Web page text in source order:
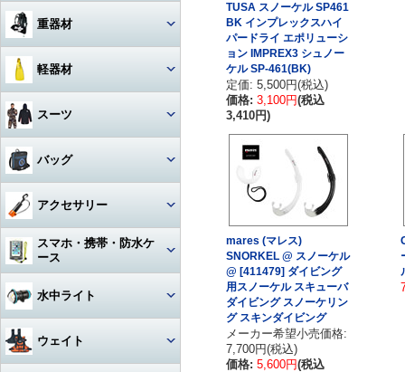
カメラ本体
カメラハウジング・ポート
一眼レフカメラハウジング
ミラーレスカメラハウジング
コンパクトカメラハウジング
ビデオカメラハウジング
ポート・ギア・オプション
レンズ
マクロレンズ
ワイドレンズ
レンズオプション・フィルタ
ー・アダプター
ストロボ
ストロボ本体
接続ケーブル
その他・アクセサリー
アーム・グリップ・ベース・ス
テー
フロートアーム
クランプ
アームセット
アーム関連
グリップ・ベース・ステー
アクションカメラ・GoPro
アクションカメラ・GoPro本
アクションカメラ・GoProア
クセサリー
ビデオライト
ビデオライト
ビデオライトアクセサリー・
パーツ
アクセサリー・その他
カメラメンテナンス用品
書籍・DVD
ウォッチタイプ
大画面モデル
トランスミッター
コンソールモデル
DCアクセサリー・パーツ
下取り・キャンペーン
重器材
レギュレター
レギュレター
DINモデル
アクセサリー・その他
オクトパス
ゲージ
3連ゲージ
2連ゲージ
シングルゲージ
BCジャケット
スタビタイプ
フロントアジャスタブルタイ
プ
アクセサリー・その他
オクトパスインフレーター
(AIR-2等)
インフレーター
水深計
激安！重器材セット
軽器材
マスク
2眼タイプ
フルフェイスマスク
マスク用レンズ
度入りマスク
アクセサリ・パーツ・その他
スノーケル
スノーケル本体
アクセサリ・パーツ・その他
フィン
フルフットタイプ
ストラップタイプ
アクセサリ・パーツ・その他
ブーツ
フルフットフィン向け
デッキソール（ボート向け）
カレンダーソール（磯、ビー
チ向け）
ローカット
グローブ
3シーズングローブ
サマーグローブ
ウィンターグローブ
ソックス
軽器材セット
オススメ！軽器材セット
スーツ
ウェットスーツ
ウェットスーツアクセサリー
ウェットスーツインナー
ドライスーツ
ドライスーツアクセサリー
ドライスーツインナー
バッグ
メッシュバッグ（フルサイズ）
メッシュバッグ（ミニ）
キャスター・キャリーバッグ
ギアバッグ
ハードケース
アクセサリー
ナイフ
ステンレス
折りたたみ
ハサミ
ラインカッター
スマホ・携帯・防水ケ
ース
（DIVE）
iPhone・スマホ・携帯
iPad用
水中ライト
ワイドタイプ
ウェイト
TUSA スノーケル SP461
BK インプレックスハイ
パードライ エポリューシ
ョン IMPREX3 シュノー
ケル SP-461(BK)
定価: 5,500円(税込)
価格: 3,100円(税込
3,410円)
mares (マレス)
SNORKEL @ スノーケル
@ [411479] ダイビング
用スノーケル スキューバ
ダイビング スノーケリン
グ スキンダイビング
メーカー希望小売価格:
7,700円(税込)
価格: 5,600円(税込